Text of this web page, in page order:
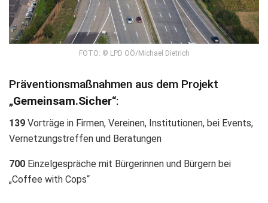
FOTO: © LPD OÖ/Michael Dietrich
Präventionsmaßnahmen aus dem Projekt
„Gemeinsam.Sicher“:
139 Vorträge in Firmen, Vereinen, Institutionen, bei Events,
Vernetzungstreffen und Beratungen
700 Einzelgespräche mit Bürgerinnen und Bürgern bei
„Coffee with Cops“